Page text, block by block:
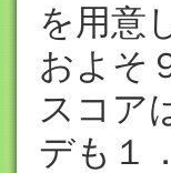
を用意
およそ
スコア
デも１